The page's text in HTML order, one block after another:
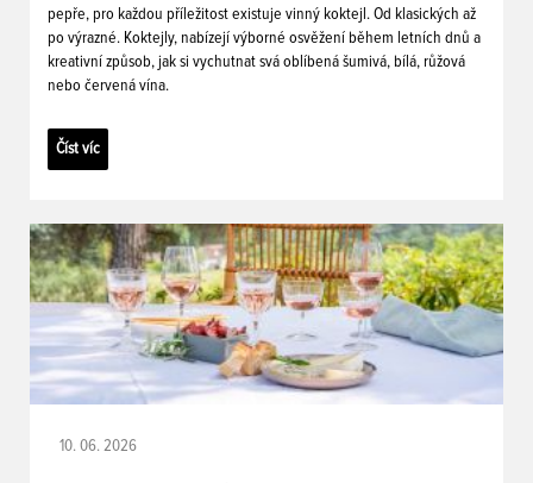
pepře, pro každou příležitost existuje vinný koktejl. Od klasických až
po výrazné. Koktejly, nabízejí výborné osvěžení během letních dnů a
kreativní způsob, jak si vychutnat svá oblíbená šumivá, bílá, růžová
nebo červená vína.
Číst víc
10. 06. 2026